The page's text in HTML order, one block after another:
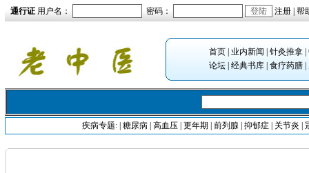
通行证 用户名： 密码： 注册 帮
首页| 业内新闻 针灸推拿|
论坛| 经典书库| 食疗药膳|
疾病专题: 糖尿病 高血压 更年期 前列腺 抑郁症 关节炎